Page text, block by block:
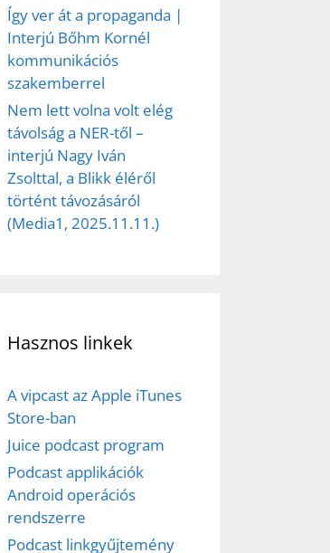
Így ver át a propaganda |
Interjú Bőhm Kornél
kommunikációs
szakemberrel
Nem lett volna volt elég
távolság a NER-től –
interjú Nagy Iván
Zsolttal, a Blikk éléről
történt távozásáról
(Media1, 2025.11.11.)
Hasznos linkek
A vipcast az Apple iTunes
Store-ban
Juice podcast program
Podcast applikációk
Android operációs
rendszerre
Podcast linkgyűjtemény